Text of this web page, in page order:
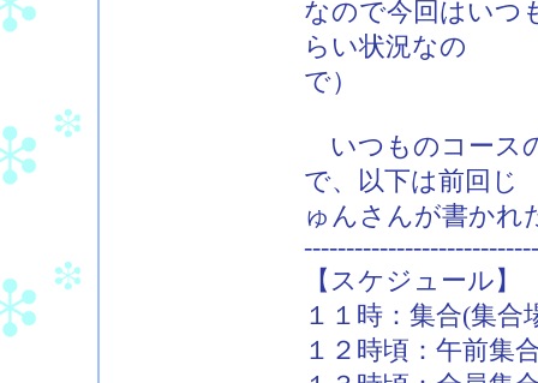
なので今回はいつ
らい状況なの
で）
いつものコース
で、以下は前回じ
ゅんさんが書かれ
【スケジュール】
１１時：集合(集合
１２時頃：午前集